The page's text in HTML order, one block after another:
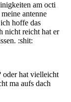
am octi
antenne
hoffe das
nicht reicht hat er
:shit:
oder hat vielleicht
ma aufs dach